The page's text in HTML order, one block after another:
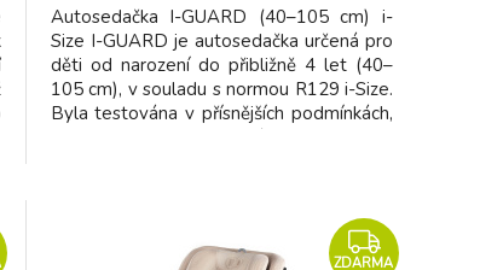
Autosedačka I-GUARD (40–105 cm) i-
Size I-GUARD je autosedačka určená pro
děti od narození do přibližně 4 let (40–
105 cm), v souladu s normou R129 i-Size.
Byla testována v přísnějších podmínkách,
ZDARMA